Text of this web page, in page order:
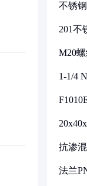
不锈
201不
M20
1-1/4
抗渗
法兰